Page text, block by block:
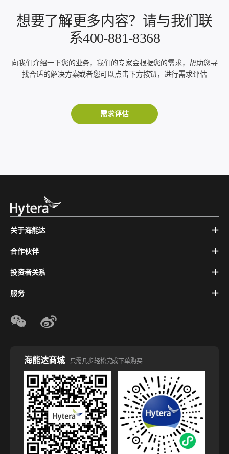
想要了解更多内容？请与我们联
系400-881-8368
向我们介绍一下您的业务，我们的专家会根据您的需求，帮助您寻
找合适的解决方案或者您可以点击下方按钮，进行需求评估
需求评估
关于海能达
合作伙伴
投资者关系
服务
海能达商城 只需几步轻松完成下单购买